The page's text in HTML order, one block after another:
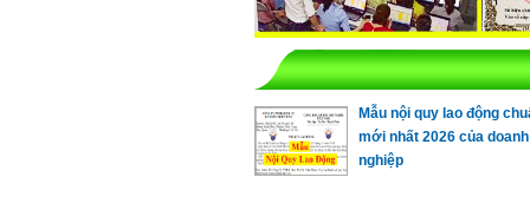
Mẫu nội quy lao động
mới nhất 2026 của doanh
nghiệp